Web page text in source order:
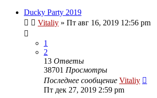
Ducky Party 2019
Vitaliy » Пт авг 16, 2019 12:56 pm
1
2
13 Ответы
38701 Просмотры
Последнее сообщение Vitaliy
Пт дек 27, 2019 2:59 pm